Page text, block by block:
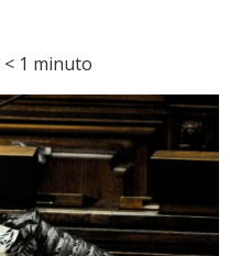
< 1 minuto